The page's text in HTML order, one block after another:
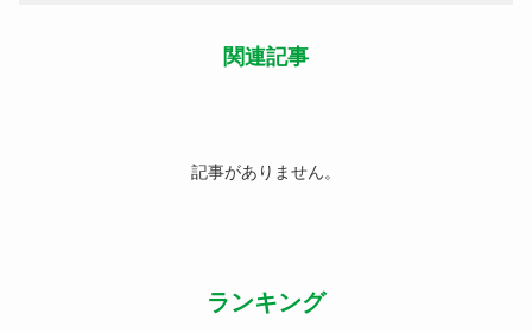
関連記事
記事がありません。
ランキング